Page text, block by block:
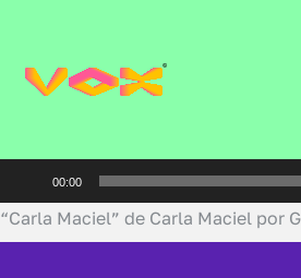
Reprodutor
de
00:00
“Carla Maciel” de Carla Maciel por